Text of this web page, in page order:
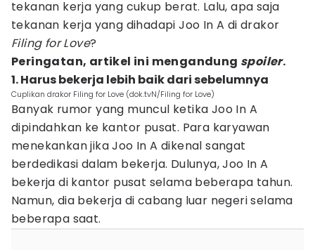
tekanan kerja yang cukup berat. Lalu, apa saja
tekanan kerja yang dihadapi Joo In A di drakor
Filing for Love?
Peringatan, artikel ini mengandung spoiler.
1. Harus bekerja lebih baik dari sebelumnya
Cuplikan drakor Filing for Love (dok.tvN/Filing for Love)
Banyak rumor yang muncul ketika Joo In A
dipindahkan ke kantor pusat. Para karyawan
menekankan jika Joo In A dikenal sangat
berdedikasi dalam bekerja. Dulunya, Joo In A
bekerja di kantor pusat selama beberapa tahun.
Namun, dia bekerja di cabang luar negeri selama
beberapa saat.